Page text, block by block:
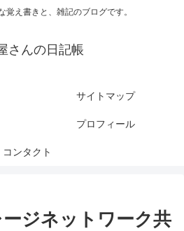
覚え書きと、雑記のブログです。
さんの日記帳
サイトマップ
プロフィール
コンタクト
ジネットワーク共